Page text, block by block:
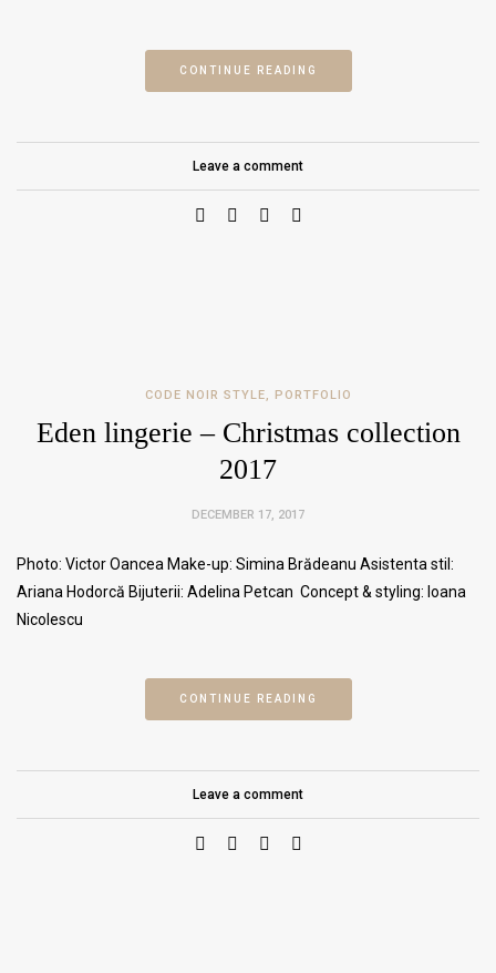
CONTINUE READING
Leave a comment
CODE NOIR STYLE, PORTFOLIO
Eden lingerie – Christmas collection
2017
DECEMBER 17, 2017
Photo: Victor Oancea Make-up: Simina Brădeanu Asistenta stil:
Ariana Hodorcă Bijuterii: Adelina Petcan Concept & styling: Ioana
Nicolescu
CONTINUE READING
Leave a comment